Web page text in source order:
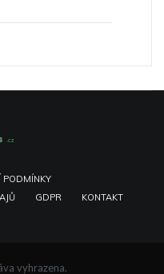
GDPR KONTAKT
vyhrazena.